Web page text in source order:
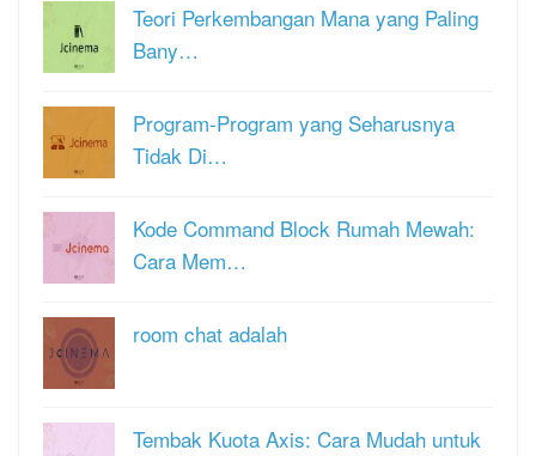
Teori Perkembangan Mana yang Paling
Bany…
Program-Program yang Seharusnya
Tidak Di…
Kode Command Block Rumah Mewah:
Cara Mem…
room chat adalah
Tembak Kuota Axis: Cara Mudah untuk